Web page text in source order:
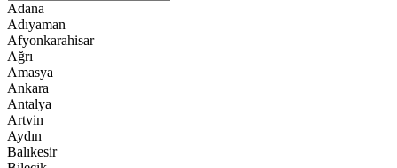
Adana
Adıyaman
Afyonkarahisar
Ağrı
Amasya
Ankara
Antalya
Artvin
Aydın
Balıkesir